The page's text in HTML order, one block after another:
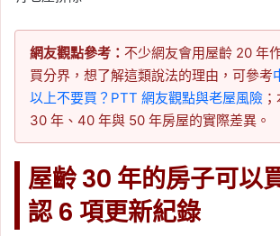
網友觀點參考： 不少網友會用屋齡 20 年
買分界，想了解這類說法的理由，可參考
以上不要買？PTT 網友觀點與老屋風險
30 年、40 年與 50 年房屋的實際差異。
屋齡 30 年的房子可以
認 6 項更新紀錄